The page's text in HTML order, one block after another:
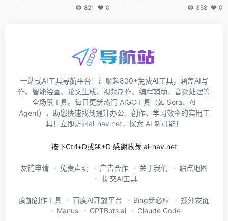
821 0 358 0
一站式AI工具导航平台！汇聚超800+免费AI工具，涵盖AI写
作、智能绘画、论文生成、视频制作、编程辅助、音频处理等
全场景工具。每日更新热门 AIGC工具（如 Sora、AI
Agent），助您快速找到提升办公、创作、学习效率的实用工
具！立即访问ai-nav.net，探索 AI 新可能！
按下Ctrl+D或⌘+D 感谢收藏 ai-nav.net
友链申请 免责声明 广告合作 关于我们
站点地图
提交AI工具
度加创作工具 百度AI开放平台 Bing新必应
搜外友链
Manus
GPTBots.ai Claude Code